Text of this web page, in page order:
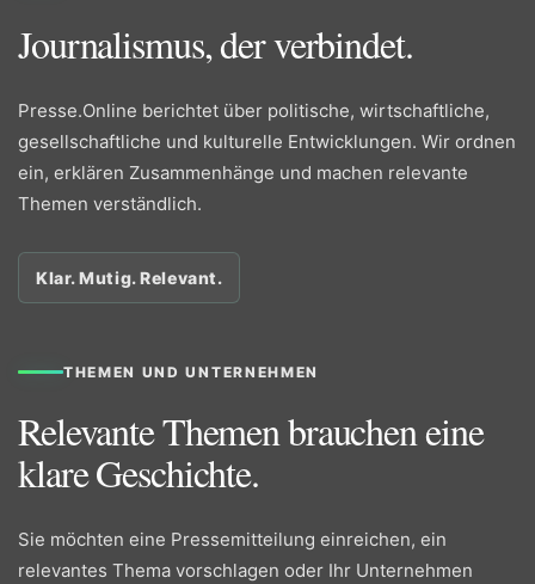
Journalismus, der verbindet.
Presse.Online berichtet über politische, wirtschaftliche,
gesellschaftliche und kulturelle Entwicklungen. Wir ordnen
ein, erklären Zusammenhänge und machen relevante
Themen verständlich.
Klar. Mutig. Relevant.
THEMEN UND UNTERNEHMEN
Relevante Themen brauchen eine
klare Geschichte.
Sie möchten eine Pressemitteilung einreichen, ein
relevantes Thema vorschlagen oder Ihr Unternehmen